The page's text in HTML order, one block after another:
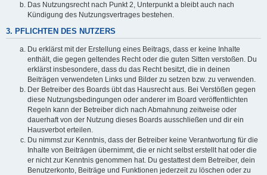
Das Nutzungsrecht nach Punkt 2, Unterpunkt a bleibt auch nach
Kündigung des Nutzungsvertrages bestehen.
3. PFLICHTEN DES NUTZERS
Du erklärst mit der Erstellung eines Beitrags, dass er keine Inhalte
enthält, die gegen geltendes Recht oder die guten Sitten verstoßen. Du
erklärst insbesondere, dass du das Recht besitzt, die in deinen
Beiträgen verwendeten Links und Bilder zu setzen bzw. zu verwenden.
Der Betreiber des Boards übt das Hausrecht aus. Bei Verstößen gegen
diese Nutzungsbedingungen oder anderer im Board veröffentlichten
Regeln kann der Betreiber dich nach Abmahnung zeitweise oder
dauerhaft von der Nutzung dieses Boards ausschließen und dir ein
Hausverbot erteilen.
Du nimmst zur Kenntnis, dass der Betreiber keine Verantwortung für die
Inhalte von Beiträgen übernimmt, die er nicht selbst erstellt hat oder die
er nicht zur Kenntnis genommen hat. Du gestattest dem Betreiber, dein
Benutzerkonto, Beiträge und Funktionen jederzeit zu löschen oder zu